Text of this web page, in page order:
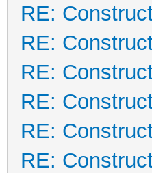
RE:
RE:
RE:
RE:
RE:
RE: